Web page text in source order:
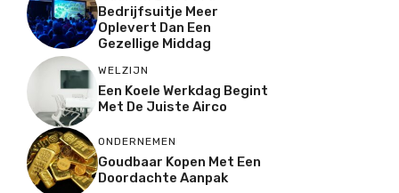
Bedrijfsuitje Meer
Oplevert Dan Een
Gezellige Middag
WELZIJN
Een Koele Werkdag Begint
Met De Juiste Airco
ONDERNEMEN
Goudbaar Kopen Met Een
Doordachte Aanpak